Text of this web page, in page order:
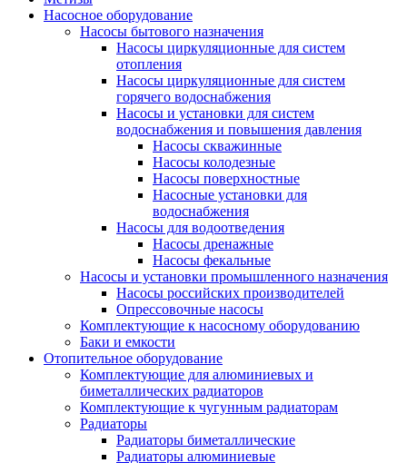
Насосное оборудование
Насосы бытового назначения
Насосы циркуляционные для систем
отопления
Насосы циркуляционные для систем
горячего водоснабжения
Насосы и установки для систем
водоснабжения и повышения давления
Насосы скважинные
Насосы колодезные
Насосы поверхностные
Насосные установки для
водоснабжения
Насосы для водоотведения
Насосы дренажные
Насосы фекальные
Насосы и установки промышленного назначения
Насосы российских производителей
Опрессовочные насосы
Комплектующие к насосному оборудованию
Баки и емкости
Отопительное оборудование
Комплектующие для алюминиевых и
биметаллических радиаторов
Комплектующие к чугунным радиаторам
Радиаторы
Радиаторы биметаллические
Радиаторы алюминиевые